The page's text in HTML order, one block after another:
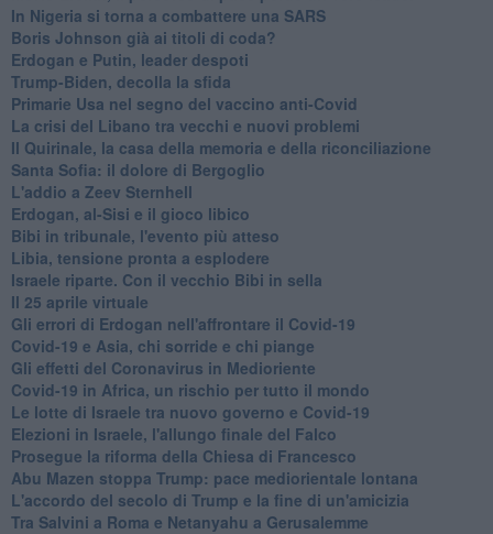
In Nigeria si torna a combattere una SARS
Boris Johnson già ai titoli di coda?
Erdogan e Putin, leader despoti
Trump-Biden, decolla la sfida
Primarie Usa nel segno del vaccino anti-Covid
La crisi del Libano tra vecchi e nuovi problemi
Il Quirinale, la casa della memoria e della riconciliazione
Santa Sofia: il dolore di Bergoglio
L'addio a ​Zeev Sternhell
Erdogan, al-Sisi e il gioco libico
Bibi in tribunale, l'evento più atteso
Libia, tensione pronta a esplodere
Israele riparte. Con il vecchio Bibi in sella
Il 25 aprile virtuale
Gli errori di Erdogan nell'affrontare il Covid-19
Covid-19 e Asia, chi sorride e chi piange
Gli effetti del Coronavirus in Medioriente
Covid-19 in Africa, un rischio per tutto il mondo
Le lotte di Israele tra nuovo governo e Covid-19
Elezioni in Israele, l'allungo finale del Falco
Prosegue la riforma della Chiesa di Francesco
Abu Mazen stoppa Trump: pace mediorientale lontana
L'accordo del secolo di Trump e la fine di un'amicizia
Tra Salvini a Roma e Netanyahu a Gerusalemme